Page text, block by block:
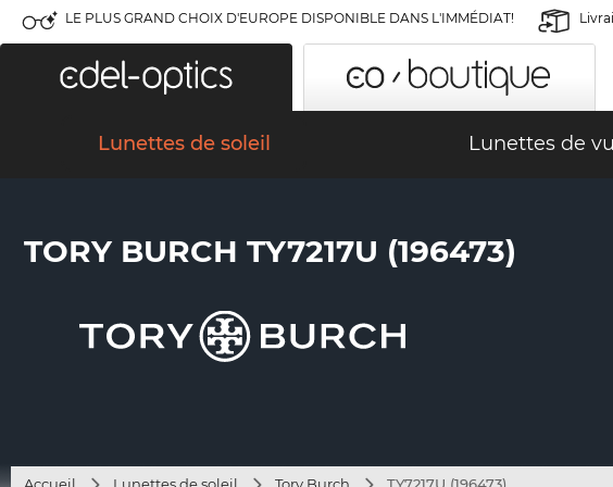
LE PLUS GRAND CHOIX D'EUROPE DISPONIBLE DANS L'IMMÉDIAT!
Lunettes de soleil Lunettes de
TORY BURCH TY7217U (196473)